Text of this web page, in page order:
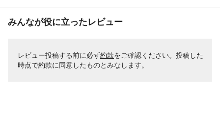
みんなが役に立ったレビュー
レビュー投稿する前に必ず約款をご確認ください。投稿した
時点で約款に同意したものとみなします。